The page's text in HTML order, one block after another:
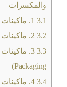
والمكسرات
3.1
3.2
3.3
Packaging)
3.4